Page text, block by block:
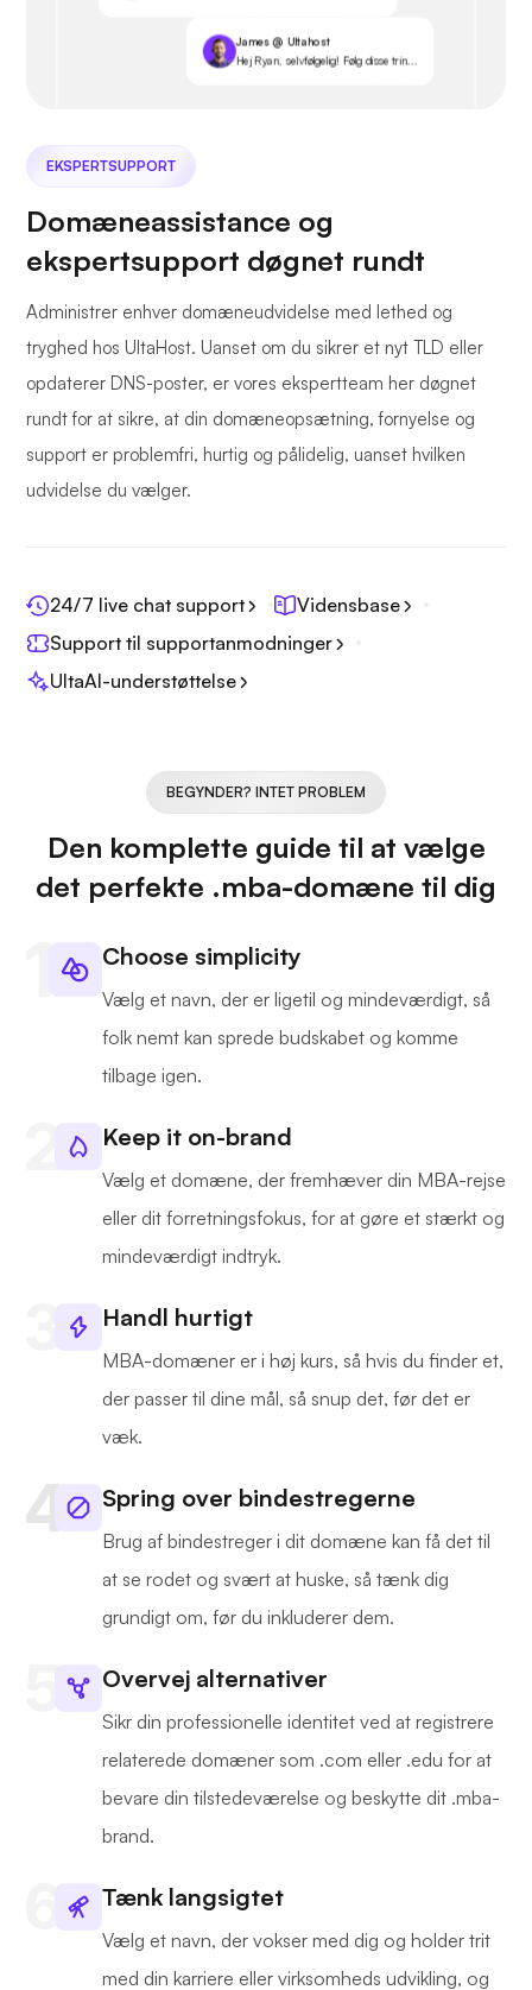
James @ Ultahost
Hej Ryan, selvfølgelig! Følg disse trin...
EKSPERTSUPPORT
Domæneassistance og
ekspertsupport døgnet rundt
Administrer enhver domæneudvidelse med lethed og
tryghed hos UltaHost. Uanset om du sikrer et nyt TLD eller
opdaterer DNS-poster, er vores ekspertteam her døgnet
rundt for at sikre, at din domæneopsætning, fornyelse og
support er problemfri, hurtig og pålidelig, uanset hvilken
udvidelse du vælger.
24/7 live chat support
Vidensbase
Support til supportanmodninger
UltaAI-understøttelse
BEGYNDER? INTET PROBLEM
Den komplette guide til at vælge
det perfekte .mba-domæne til dig
Choose simplicity
Vælg et navn, der er ligetil og mindeværdigt, så
folk nemt kan sprede budskabet og komme
tilbage igen.
Keep it on-brand
Vælg et domæne, der fremhæver din MBA-rejse
eller dit forretningsfokus, for at gøre et stærkt og
mindeværdigt indtryk.
Handl hurtigt
MBA-domæner er i høj kurs, så hvis du finder et,
der passer til dine mål, så snup det, før det er
væk.
Spring over bindestregerne
Brug af bindestreger i dit domæne kan få det til
at se rodet og svært at huske, så tænk dig
grundigt om, før du inkluderer dem.
Overvej alternativer
Sikr din professionelle identitet ved at registrere
relaterede domæner som .com eller .edu for at
bevare din tilstedeværelse og beskytte dit .mba-
brand.
Tænk langsigtet
Vælg et navn, der vokser med dig og holder trit
med din karriere eller virksomheds udvikling, og